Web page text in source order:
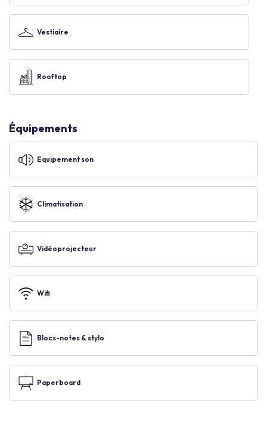
Vestiaire
Rooftop
Équipements
Equipement son
Climatisation
Vidéoprojecteur
Wifi
Blocs-notes & stylo
Paperboard